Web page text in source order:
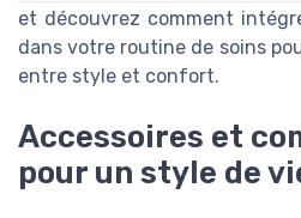
et découvrez comment
dans votre routine de soins
entre style et confort.
Accessoires et
pour un style de